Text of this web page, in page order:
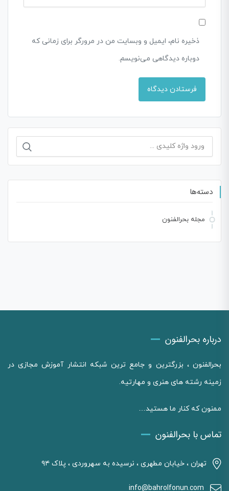
ذخیره نام، ایمیل و وبسایت من در مرورگر برای زمانی که
دوباره دیدگاهی می‌نویسم.
جستجو
دسته‌ها
مجله بحرالفنون
درباره بحرالفنون
بحرالفنون ، بزرگترین و جامع ترین شبکه انتشار آموزش مجازی در
زمینه رشته های هنری و مهارتیه.
ممنون که کنار ما هستید…
تماس با بحرالفنون
تهران ، خیابان مطهری ، نرسیده به سهروردی ، پلاک ۹۴
info@bahrolfonun.com